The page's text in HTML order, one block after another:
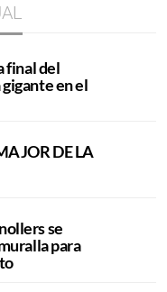
final del
en el
DE LA
se
para